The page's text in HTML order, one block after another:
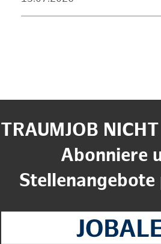
TRAUMJOB
Abonniere
Stellenangebote